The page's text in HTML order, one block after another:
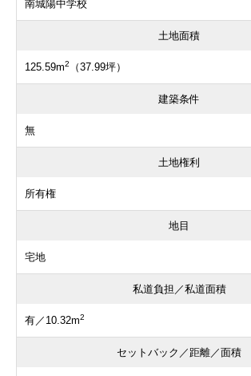
南城陽中学校
土地面積
125.59m2 （37.99坪）
建築条件
無
土地権利
所有権
地目
宅地
私道負担／私道面積
有／10.32m2
セットバック／距離／面積